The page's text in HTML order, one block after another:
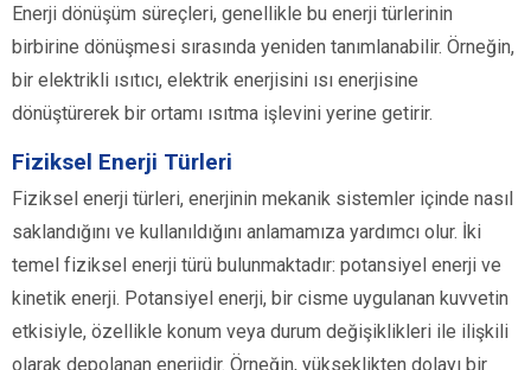
Enerji dönüşüm süreçleri, genellikle bu enerji türlerinin
birbirine dönüşmesi sırasında yeniden tanımlanabilir. Örneğin,
bir elektrikli ısıtıcı, elektrik enerjisini ısı enerjisine
dönüştürerek bir ortamı ısıtma işlevini yerine getirir.
Fiziksel Enerji Türleri
Fiziksel enerji türleri, enerjinin mekanik sistemler içinde nasıl
saklandığını ve kullanıldığını anlamamıza yardımcı olur. İki
temel fiziksel enerji türü bulunmaktadır: potansiyel enerji ve
kinetik enerji. Potansiyel enerji, bir cisme uygulanan kuvvetin
etkisiyle, özellikle konum veya durum değişiklikleri ile ilişkili
olarak depolanan enerjidir. Örneğin, yükseklikten dolayı bir